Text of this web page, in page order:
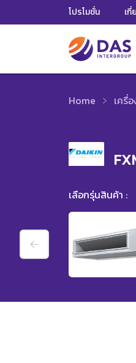
โปรโมชั่น เกี่
Home เครื่
เลือกรุ่นสินค้า :